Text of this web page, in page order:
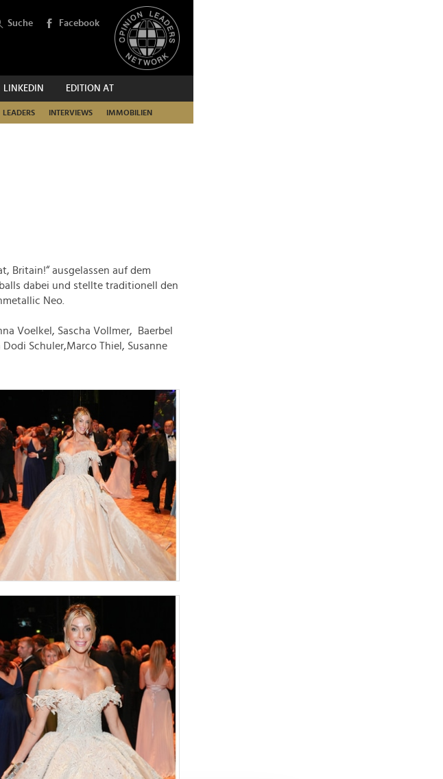
Suche Facebook
LINKEDIN EDITION AT
LEADERS INTERVIEWS IMMOBILIEN
SUCHEN
Britain!“ ausgelassen auf dem
dabei und stellte traditionell den
Neo.
Voelkel, Sascha Vollmer,
Baerbel
Schuler,Marco Thiel, Susanne